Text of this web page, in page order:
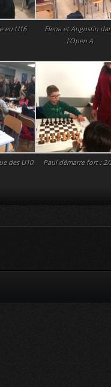
en U16
Elena et Augustin
l’Open A
des U10. Paul démarre fort : 2/